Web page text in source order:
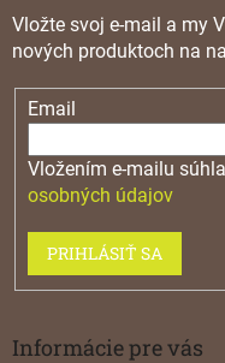
Vložte svoj e-mail a my
nových produktoch na
Email
Vložením e-mailu
osobných údajov
PRIHLÁSIŤ SA
Informácie pre vás